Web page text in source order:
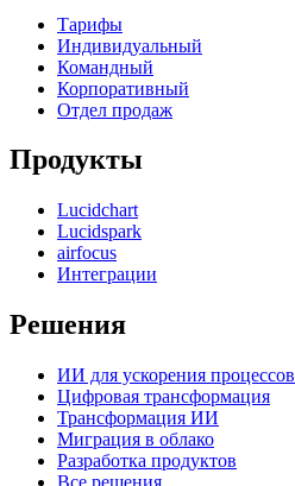
Тарифы
Индивидуальный
Командный
Корпоративный
Отдел продаж
Продукты
Lucidchart
Lucidspark
airfocus
Интеграции
Решения
ИИ для ускорения процессов
Цифровая трансформация
Трансформация ИИ
Миграция в облако
Разработка продуктов